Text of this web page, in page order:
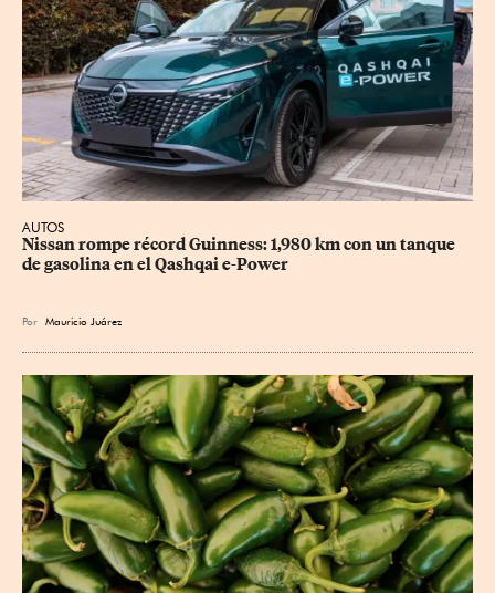
AUTOS
Nissan rompe récord Guinness: 1,980 km con un tanque
de gasolina en el Qashqai e-Power
Por Mauricio Juárez